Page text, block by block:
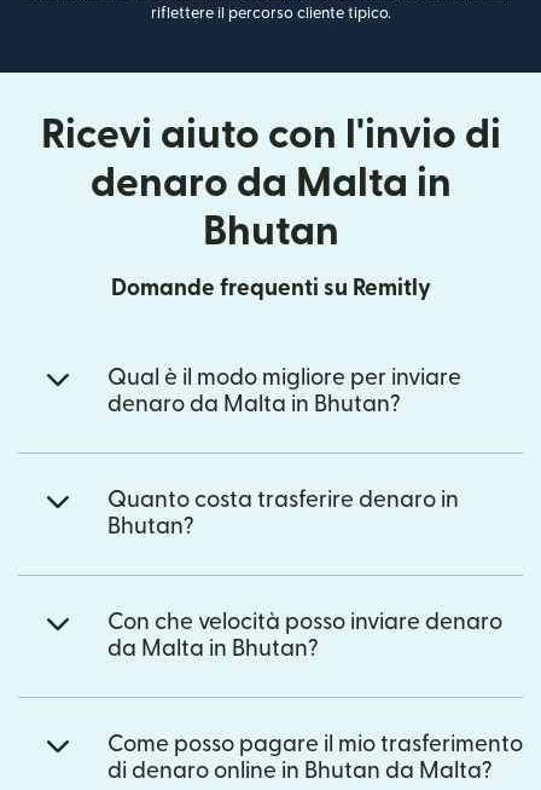
riflettere il percorso cliente tipico.
Ricevi aiuto con l'invio di
denaro da Malta in
Bhutan
Domande frequenti su Remitly
Qual è il modo migliore per inviare
denaro da Malta in Bhutan?
Quanto costa trasferire denaro in
Bhutan?
Con che velocità posso inviare denaro
da Malta in Bhutan?
Come posso pagare il mio trasferimento
di denaro online in Bhutan da Malta?